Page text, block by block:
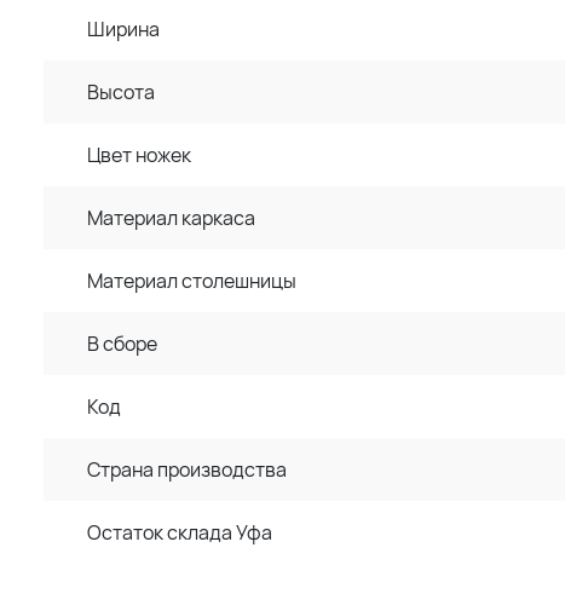
Ширина
Высота
Цвет ножек
Материал каркаса
Материал столешницы
В сборе
Код
Страна производства
Остаток склада Уфа